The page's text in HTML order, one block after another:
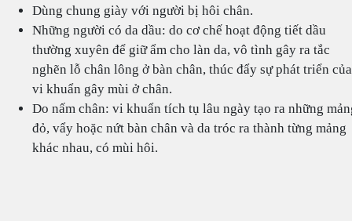
Dùng chung giày với người bị hôi chân.
Những người có da dầu: do cơ chế hoạt động tiết dầu
thường xuyên để giữ ẩm cho làn da, vô tình gây ra tắc
nghẽn lỗ chân lông ở bàn chân, thúc đẩy sự phát triển của
vi khuẩn gây mùi ở chân.
Do nấm chân: vi khuẩn tích tụ lâu ngày tạo ra những
đỏ, vẩy hoặc nứt bàn chân và da tróc ra thành từng mảng
khác nhau, có mùi hôi.